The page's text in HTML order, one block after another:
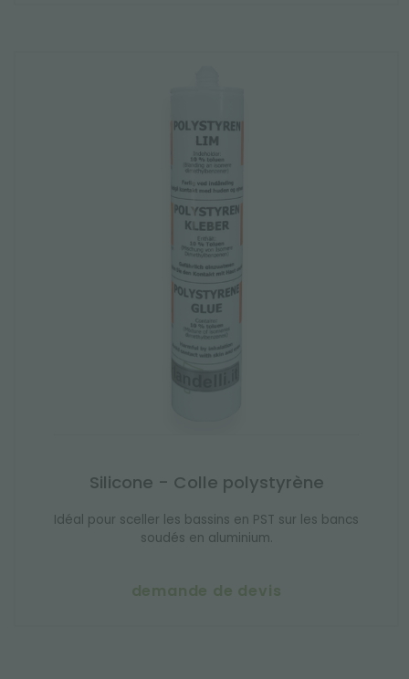
Silicone - Colle polystyrène
Idéal pour sceller les bassins en PST sur les bancs
soudés en aluminium.
demande de devis